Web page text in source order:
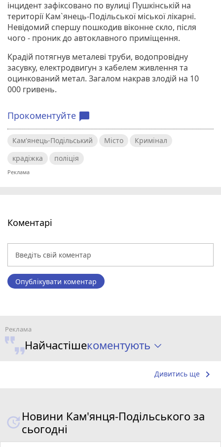
інцидент зафіксовано по вулиці Пушкінській на
території Кам`янець-Подільської міської лікарні.
Невідомий спершу пошкодив віконне скло, після
чого - проник до автоклавного приміщення.
Крадій потягнув металеві труби, водопровідну
засувку, електродвигун з кабелем живлення та
оцинкований метал. Загалом накрав злодій на 10
000 гривень.
Прокоментуйте chat_bubble
Кам'янець-Подільський Місто
Кримінал
крадіжка
поліція
Коментарі
Опублікувати коментар
Найчастішекоментують
Дивитись ще keyboard_arrow_right
Новини Кам'янця-Подільського за
сьогодні